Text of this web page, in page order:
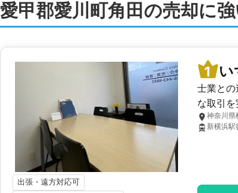
愛甲郡愛川町角田の売却に
出張・遠方対応可
い
士業との
な取引を
神奈川
新横浜駅